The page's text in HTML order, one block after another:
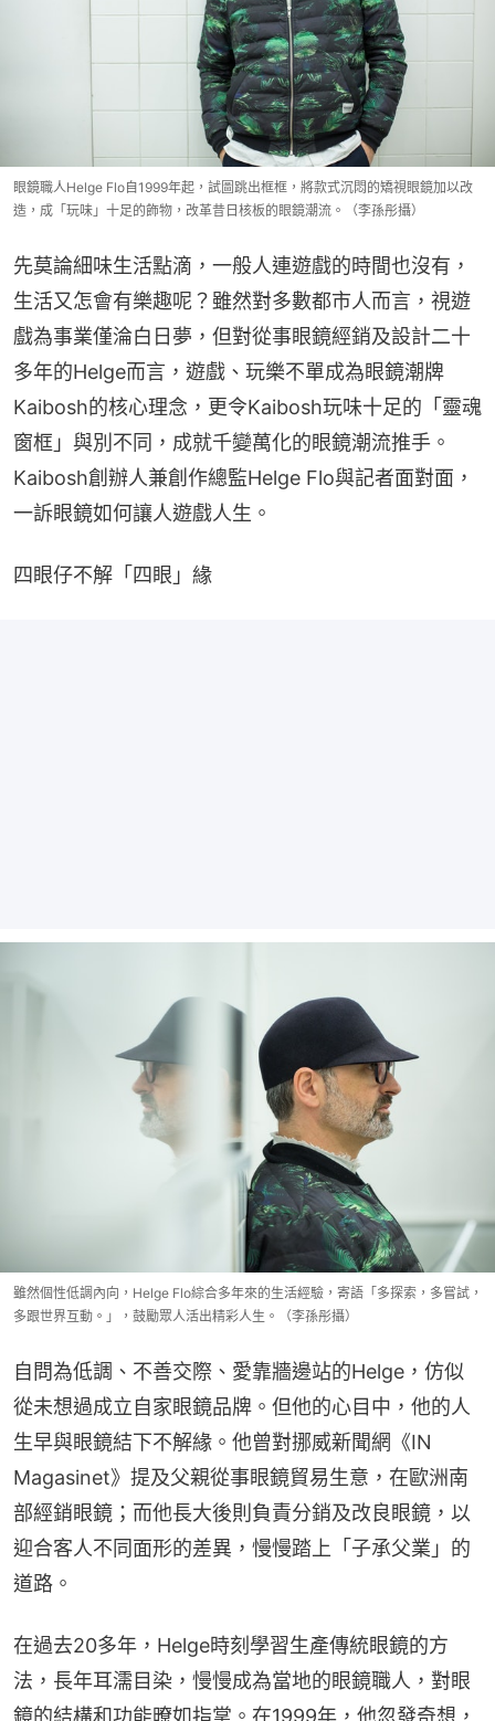
眼鏡職人Helge Flo自1999年起，試圖跳出框框，將款式沉悶的矯視眼鏡加以改
造，成「玩味」十足的飾物，改革昔日核板的眼鏡潮流。（李孫彤攝）
先莫論細味生活點滴，一般人連遊戲的時間也沒有，
生活又怎會有樂趣呢？雖然對多數都市人而言，視遊
戲為事業僅淪白日夢，但對從事眼鏡經銷及設計二十
多年的Helge而言，遊戲、玩樂不單成為眼鏡潮牌
Kaibosh的核心理念，更令Kaibosh玩味十足的「靈魂
窗框」與別不同，成就千變萬化的眼鏡潮流推手。
Kaibosh創辦人兼創作總監Helge Flo與記者面對面，
一訴眼鏡如何讓人遊戲人生。
四眼仔不解「四眼」緣
雖然個性低調內向，Helge Flo綜合多年來的生活經驗，寄語「多探索，多嘗試，
多跟世界互動。」，鼓勵眾人活出精彩人生。（李孫彤攝）
自問為低調、不善交際、愛靠牆邊站的Helge，仿似
從未想過成立自家眼鏡品牌。但他的心目中，他的人
生早與眼鏡結下不解緣。他曾對挪威新聞網《IN
Magasinet》提及父親從事眼鏡貿易生意，在歐洲南
部經銷眼鏡；而他長大後則負責分銷及改良眼鏡，以
迎合客人不同面形的差異，慢慢踏上「子承父業」的
道路。
在過去20多年，Helge時刻學習生產傳統眼鏡的方
法，長年耳濡目染，慢慢成為當地的眼鏡職人，對眼
鏡的結構和功能暸如指掌。在1999年，他忽發奇想，